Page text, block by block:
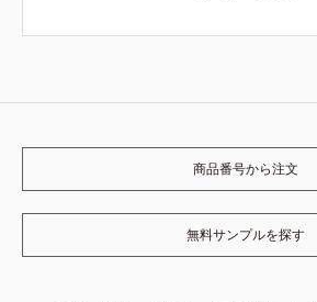
商品番号から注文
無料サンプルを探す